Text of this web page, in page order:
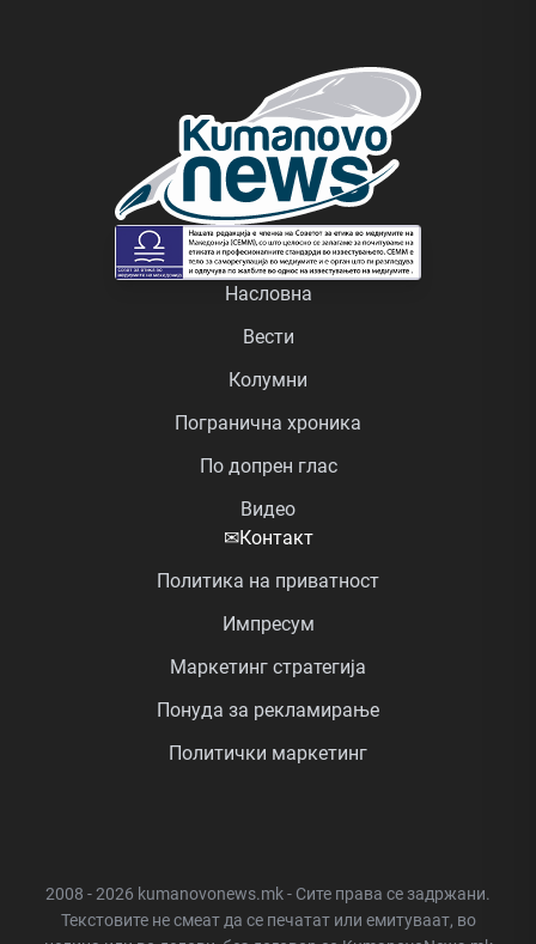
Насловна
Вести
Колумни
Погранична хроника
По допрен глас
Видео
✉Контакт
Политика на приватност
Импресум
Маркетинг стратегија
Понуда за рекламирање
Политички маркетинг
2008 - 2026 kumanovonews.mk - Сите права се задржани.
Текстовите не смеат да се печатат или емитуваат, во